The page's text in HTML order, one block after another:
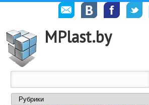
MPlast.by